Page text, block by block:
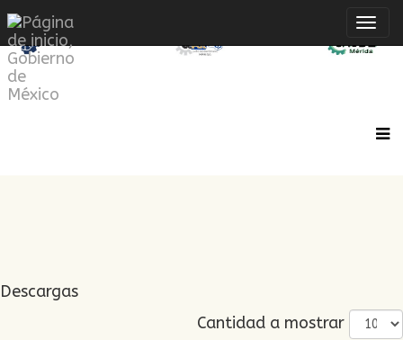
de
Descargas
Cantidad a mostrar